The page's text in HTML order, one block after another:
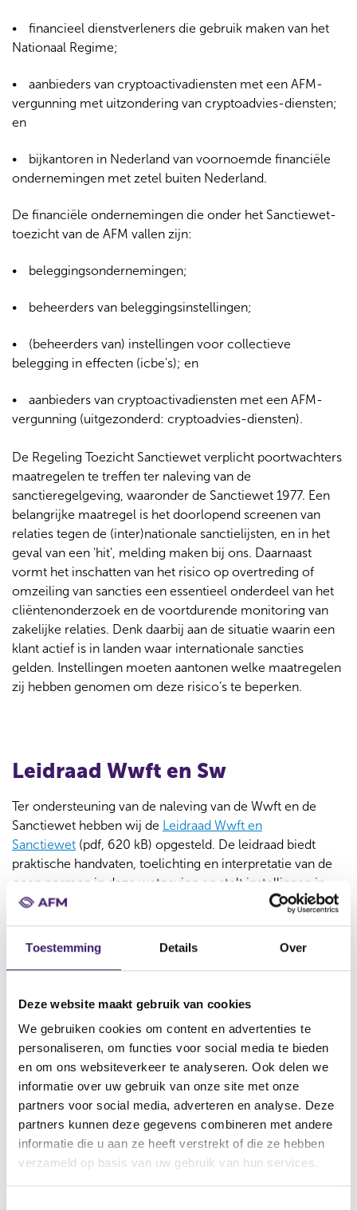
Toestemming Details Over
Deze website maakt gebruik van cookies
We gebruiken cookies om content en advertenties te
personaliseren, om functies voor social media te bieden
en om ons websiteverkeer te analyseren. Ook delen we
informatie over uw gebruik van onze site met onze
partners voor social media, adverteren en analyse. Deze
partners kunnen deze gegevens combineren met andere
informatie die u aan ze heeft verstrekt of die ze hebben
verzameld op basis van uw gebruik van hun services.
financieel dienstverleners die gebruik maken van het
Nationaal Regime;
aanbieders van cryptoactivadiensten met een AFM-
vergunning met uitzondering van cryptoadvies-diensten;
en
bijkantoren in Nederland van voornoemde financiële
ondernemingen met zetel buiten Nederland.
De financiële ondernemingen die onder het Sanctiewet-
toezicht van de AFM vallen zijn:
beleggingsondernemingen;
beheerders van beleggingsinstellingen;
(beheerders van) instellingen voor collectieve
belegging in effecten (icbe's); en
aanbieders van cryptoactivadiensten met een AFM-
vergunning (uitgezonderd: cryptoadvies-diensten).
De Regeling Toezicht Sanctiewet verplicht poortwachters
maatregelen te treffen ter naleving van de
sanctieregelgeving, waaronder de Sanctiewet 1977. Een
belangrijke maatregel is het doorlopend screenen van
relaties tegen de (inter)nationale sanctielijsten, en in het
geval van een 'hit', melding maken bij ons. Daarnaast
vormt het inschatten van het risico op overtreding of
omzeiling van sancties een essentieel onderdeel van het
cliëntenonderzoek en de voortdurende monitoring van
zakelijke relaties. Denk daarbij aan de situatie waarin een
klant actief is in landen waar internationale sancties
gelden. Instellingen moeten aantonen welke maatregelen
zij hebben genomen om deze risico’s te beperken.
Leidraad Wwft en Sw
Ter ondersteuning van de naleving van de Wwft en de
Sanctiewet hebben wij de Leidraad Wwft en
Sanctiewet (pdf, 620 kB) opgesteld. De leidraad biedt
praktische handvaten, toelichting en interpretatie van de
open normen in deze wetgeving en stelt instellingen in
staat hun verplichtingen op een juiste en effectieve
bindend maar vormt een belangrijk hulpmiddel om te
voldoen aan de wettelijke verplichtingen van de Wwft en
Andere (inter)nationale Guidance en
hulpbronnen
Er zijn (internationale) bronnen van bijvoorbeeld FATF,
AMLA, EBA en de Europese Commissie die financiële
ondernemingen kunnen gebruiken bij de naleving van de
anti-witwas- en anti-terrorismefinancieringsregelgeving
en de sanctieregelgeving. Hieronder staan een aantal
Algemene Leidraad Wwft en Sanctiewet van het